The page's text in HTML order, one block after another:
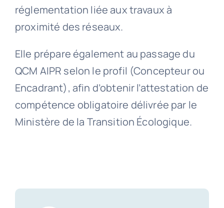
réglementation liée aux travaux à
proximité des réseaux.
Elle prépare également au passage du
QCM AIPR selon le profil (Concepteur ou
Encadrant), afin d’obtenir l’attestation de
compétence obligatoire délivrée par le
Ministère de la Transition Écologique.